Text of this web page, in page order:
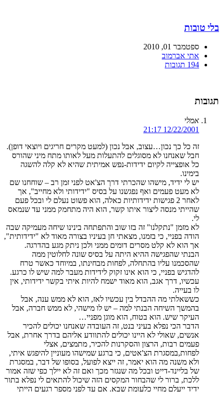
בלי טובות
ספטמבר 01, 2010
אתי אברמוב
194 תגובות
תגובות
אמלי
12/22/2001 21:17
זה כל כך נכון…עצוב, אבל נכון (למעט מקרים חריגים ויוצאי דופן).
חבל שאנחנו לא מסוגלים להתעלות מעל לאותו מתח מיני שהורס
כל אופצייה לקיום ידידות-נפש אמיתית שהיא לא קלה להשגה
בימינו.
יש לי ידיד, מישהו שהכרתי דרך הצ'אט לפני זמן רב – שוחחנו שם
לא מעט פעמים ואף נפגשנו על בסיס "ידידותי ולא מחייב", אך
לאחר 2 פגישות ידידותיות כאלה, הוא פשוט נעלם לי ובכל פעם
שהייתי מנסה ליצור איתו קשר, הוא היה מתחמק ממני עד שנמאס
לי.
לא מזמן "נתקלנו" זה בזו שוב והתפתחה בינינו שיחה מעמיקה שבה
הודה בפניי, כי בזמנו, מצאתי חן בעיניו בצורה מאוד לא "ידידותית",
אך הוא לא קלט מסרים דומים ממני ולכן ניתק מגע בהדרגה.
הבנתי שהפגישה ההיא היתה על בסיס שונה לחלוטין ממה
שהסכמנו עליו בהתחלה, לפחות מבחינתו, במיוחד כאשר טרח
להדגיש בפניי, כי הוא אינו זקוק לידידות מעבר למה שיש לו כרגע.
עכשיו, דרך אגב, הוא מאוד ישמח להיות איתי בקשר ידידותי, אין
לו בעייה.
כששאלתי מה ההבדל בין עכשיו לאז, הוא לא ממש ענה, אבל
בהמשך השיחה הבנתי למה – יש לו מישהי, לא ממש חברה, אבל
העיקר שיש. הוא בטוח, הוא מוגן מפניי…
הדבר הכי נפלא בעיני בנט, זה העובדה שאנחנו יכולים להכיר
אנשים, שאולי לא היינו יכולים להתוודע אליהם בדרך אחרת, אבל
פעמים רבות, הרצון והסקרנות להכיר, מתמצים, אצלי
לפחות,במסגרת הצ'אטים, כי ברגע שמישהו מעוניין להיפגש איתי,
ולא משנה מה הוא יאמר, זה ייצא לפועל, בסופו של דבר, במסגרת
של בליינד-דייט ובכל מה שנגזר מכך ואם זה לא יילך כפי שזה אמור
ללכת, ברור לי שהבחור המקסים הזה שיכול להתאים לי נפלא בתור
ידיד ייעלם מחיי כלעומת שבא. אם עד לפני מספר רגעים הייתי